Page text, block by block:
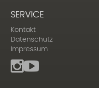
SERVICE
Kontakt
Datenschutz
Impressum